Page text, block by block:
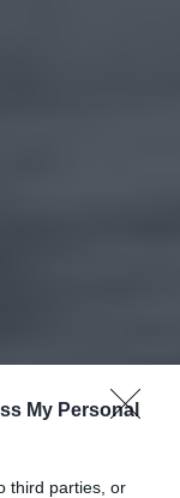
My Personal
third parties, or